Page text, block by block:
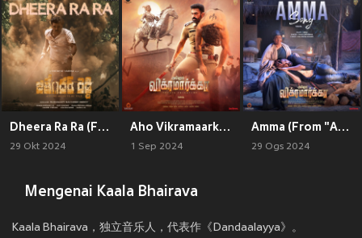
Dheera Ra Ra (From "Jithender Reddy")
29 Okt 2024
Aho Vikramaarka (Tamil) (Original Motion Picture Soundtrack)
1 Sep 2024
Amma (From "Aho Vikramaarka") (Tamil)
29 Ogs 2024
Mengenai Kaala Bhairava
Kaala Bhairava，独立音乐人，代表作《Dandaalayya》。